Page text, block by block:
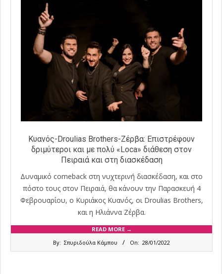
Κυανός-Droulias Brothers-Ζέρβα: Επιστρέφουν
δριμύτεροι και με πολύ «Loca» διάθεση στον
Πειραιά και στη διασκέδαση
Δυναμικό comeback στη νυχτερινή διασκέδαση, και στο
πόστο τους στον Πειραιά, θα κάνουν την Παρασκευή 4
Φεβρουαρίου, ο Κυριάκος Κυανός, οι Droulias Brothers,
και η Ηλιάννα Ζέρβα.
READ MORE →
By: Σπυριδούλα Κάμπου On: 28/01/2022